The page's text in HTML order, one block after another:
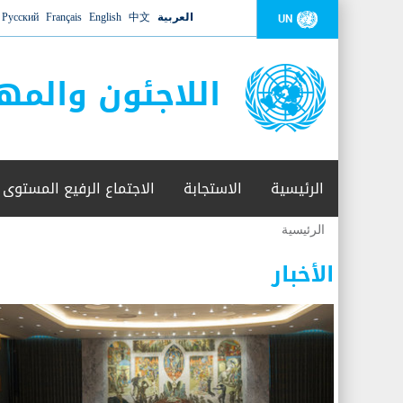
UN العربية 中文
English
Français
Русский
اللاجئون
الرئيسية الاستجابة الاجتماع الرفيع المستوى
أنت
هنا
الرئيسية
الأخبار
06 نوفمبر 2018 -
أعلنت مفوضية الأمم المتحدة السامية لشؤون اللاجئين عن ارتفاع عدد
ليتجاوز ألفي شخص بعد العثور على جثث 17 شخصا قبالة السواحل الإسبانية.